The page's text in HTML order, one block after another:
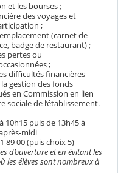
et les bourses ;
des voyages et
;
(carnet de
badge de restaurant) ;
pertes ou
;
difficultés financières
gestion des fonds
en Commission en lien
sociale de l’établissement.
10h15 puis de 13h45 à
midi
89 00 (puis choix 5)
d’ouverture et en évitant les
les élèves sont nombreux à